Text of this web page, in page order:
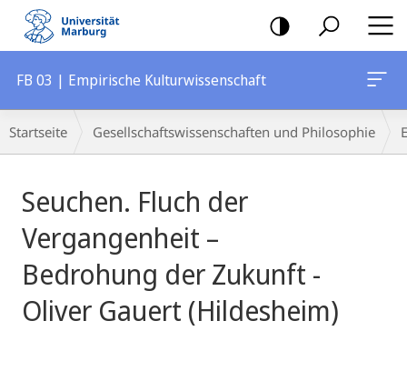
Mobile-
Navigation
FB 03 | Empirische Kulturwissenschaft
Breadcrumb-
Navigation
Startseite Gesellschaftswissenschaften und Philosophie
Seuchen. Fluch der
Vergangenheit –
Bedrohung der Zukunft -
Oliver Gauert (Hildesheim)